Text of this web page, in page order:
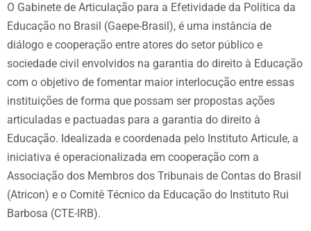
O Gabinete de Articulação para a Efetividade da Política da
Educação no Brasil (Gaepe-Brasil), é uma instância de
diálogo e cooperação entre atores do setor público e
sociedade civil envolvidos na garantia do direito à Educação
com o objetivo de fomentar maior interlocução entre essas
instituições de forma que possam ser propostas ações
articuladas e pactuadas para a garantia do direito à
Educação. Idealizada e coordenada pelo Instituto Articule, a
iniciativa é operacionalizada em cooperação com a
Associação dos Membros dos Tribunais de Contas do Brasil
(Atricon) e o Comitê Técnico da Educação do Instituto Rui
Barbosa (CTE-IRB).